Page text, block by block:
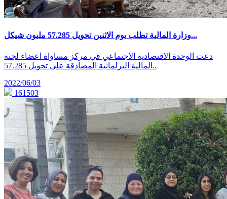
وزارة المالية تطلب يوم الاثنين تحويل 57.285 مليون شيكل...
دعت الوحدة الاقتصادية الاجتماعي في مركز مساواة اعضاء لجنة
المالية البرلمانية المصادقة على تحويل 57.285..
2022/06/03
161503